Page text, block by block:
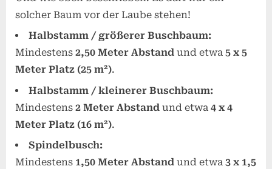
solcher Baum vor der Laube stehen!
Halbstamm / größerer Buschbaum:
Mindestens 2,50 Meter Abstand und etwa 5 x 5
Meter Platz (25 m²).
Halbstamm / kleinerer Buschbaum:
Mindestens 2 Meter Abstand und etwa 4 x 4
Meter Platz (16 m²).
Spindelbusch:
Mindestens 1,50 Meter Abstand und etwa 3 x 1,5